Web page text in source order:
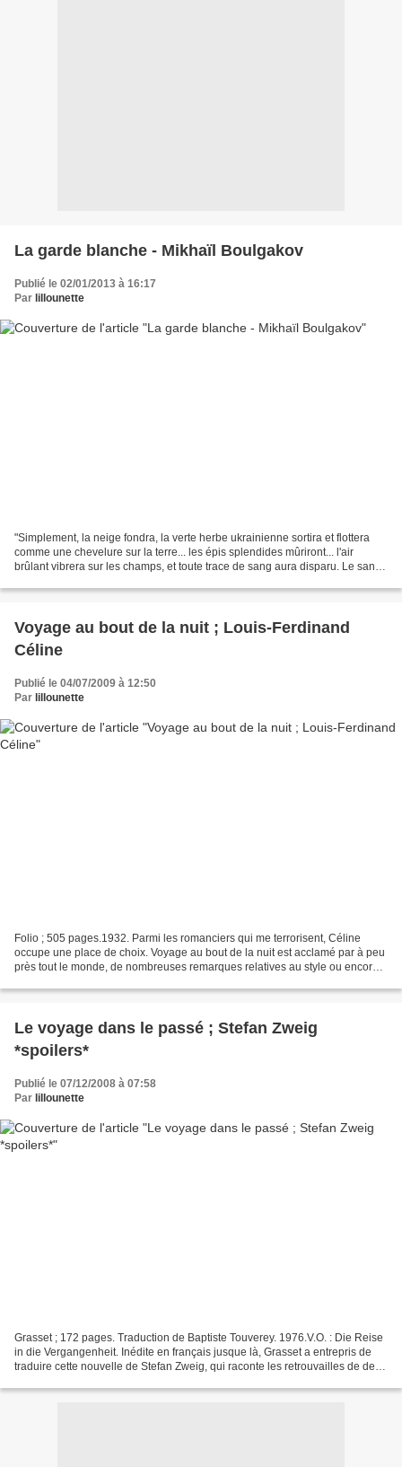
La garde blanche - Mikhaïl Boulgakov
Publié le 02/01/2013 à 16:17
Par lillounette
"Simplement, la neige fondra, la verte herbe ukrainienne sortira et flottera
comme une chevelure sur la terre... les épis splendides mûriront... l'air
brûlant vibrera sur les champs, et toute trace de sang aura disparu. Le sang
Voyage au bout de la nuit ; Louis-Ferdinand
Céline
Publié le 04/07/2009 à 12:50
Par lillounette
Folio ; 505 pages.1932. Parmi les romanciers qui me terrorisent, Céline
occupe une place de choix. Voyage au bout de la nuit est acclamé par à peu
près tout le monde, de nombreuses remarques relatives au style ou encore à
Le voyage dans le passé ; Stefan Zweig
*spoilers*
Publié le 07/12/2008 à 07:58
Par lillounette
Grasset ; 172 pages. Traduction de Baptiste Touverey. 1976.V.O. : Die Reise
in die Vergangenheit. Inédite en français jusque là, Grasset a entrepris de
traduire cette nouvelle de Stefan Zweig, qui raconte les retrouvailles de deux